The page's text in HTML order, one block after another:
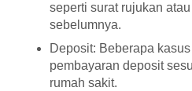
seperti surat rujukan
sebelumnya.
Deposit: Beberapa
pembayaran deposit
rumah sakit.